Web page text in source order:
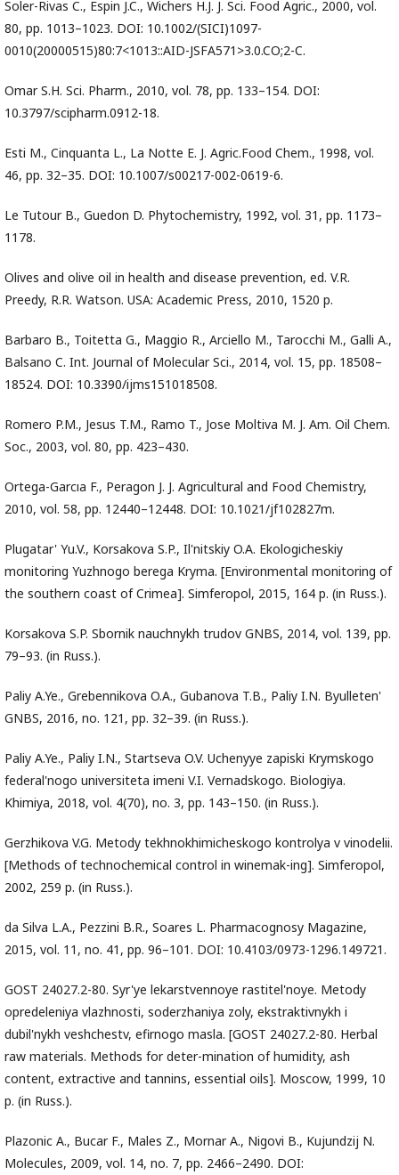
Soler-Rivas C., Espin J.C., Wichers H.J. J. Sci. Food Agric., 2000, vol.
80, pp. 1013–1023. DOI: 10.1002/(SICI)1097-
0010(20000515)80:7<1013::AID-JSFA571>3.0.CO;2-C.
Omar S.H. Sci. Pharm., 2010, vol. 78, pp. 133–154. DOI:
10.3797/scipharm.0912-18.
Esti M., Cinquanta L., La Notte E. J. Agric.Food Chem., 1998, vol.
46, pp. 32–35. DOI: 10.1007/s00217-002-0619-6.
Le Tutour B., Guedon D. Phytochemistry, 1992, vol. 31, pp. 1173–
1178.
Olives and olive oil in health and disease prevention, ed. V.R.
Preedy, R.R. Watson. USA: Academic Press, 2010, 1520 р.
Barbaro B., Toitetta G., Maggio R., Arciello M., Tarocchi M., Galli A.,
Balsano C. Int. Journal of Molecular Sci., 2014, vol. 15, pp. 18508–
18524. DOI: 10.3390/ijms151018508.
Romero P.M., Jesus T.M., Ramo T., Jose Moltiva M. J. Am. Oil Chem.
Soc., 2003, vol. 80, pp. 423–430.
Ortega-Garcıa F., Peragon J. J. Agricultural and Food Chemistry,
2010, vol. 58, pp. 12440–12448. DOI: 10.1021/jf102827m.
Plugatar' Yu.V., Korsakova S.P., Il'nitskiy O.A. Ekologicheskiy
monitoring Yuzhnogo berega Kryma. [Environmental monitoring of
the southern coast of Crimea]. Simferopol, 2015, 164 p. (in Russ.).
Korsakova S.P. Sbornik nauchnykh trudov GNBS, 2014, vol. 139, pp.
79–93. (in Russ.).
Paliy A.Ye., Grebennikova O.A., Gubanova T.B., Paliy I.N. Byulleten'
GNBS, 2016, no. 121, pp. 32–39. (in Russ.).
Paliy A.Ye., Paliy I.N., Startseva O.V. Uchenyye zapiski Krymskogo
federal'nogo universiteta imeni V.I. Vernadskogo. Biologiya.
Khimiya, 2018, vol. 4(70), no. 3, pp. 143–150. (in Russ.).
Gerzhikova V.G. Metody tekhnokhimicheskogo kontrolya v vinodelii.
[Methods of technochemical control in winemak-ing]. Simferopol,
2002, 259 p. (in Russ.).
da Silva L.A., Pezzini B.R., Soares L. Pharmacognosy Magazine,
2015, vol. 11, no. 41, pp. 96–101. DOI: 10.4103/0973-1296.149721.
GOST 24027.2-80. Syr'ye lekarstvennoye rastitel'noye. Metody
opredeleniya vlazhnosti, soderzhaniya zoly, ekstraktivnykh i
dubil'nykh veshchestv, efirnogo masla. [GOST 24027.2-80. Herbal
raw materials. Methods for deter-mination of humidity, ash
content, extractive and tannins, essential oils]. Moscow, 1999, 10
p. (in Russ.).
Plazonic A., Bucar F., Males Z., Mornar A., Nigovi B., Kujundzij N.
Molecules, 2009, vol. 14, no. 7, pp. 2466–2490. DOI: